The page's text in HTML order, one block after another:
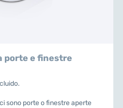
porte e finestre
sono porte o finestre aperte